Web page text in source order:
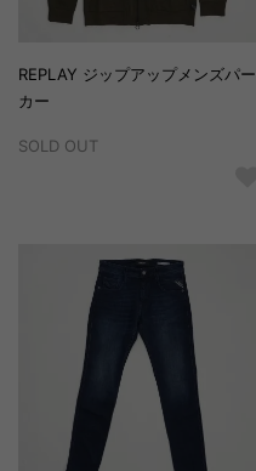
REPLAY ジップアップメンズパー
カー
SOLD OUT